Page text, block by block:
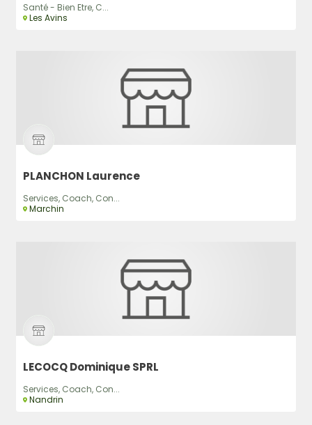
Santé - Bien Etre, C...
Les Avins
PLANCHON Laurence
Services, Coach, Con...
Marchin
LECOCQ Dominique SPRL
Services, Coach, Con...
Nandrin